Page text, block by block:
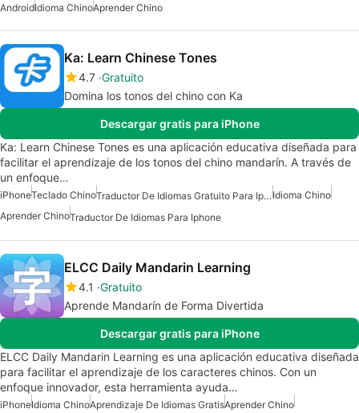
AndroidIdioma ChinoAprender Chino
Ka: Learn Chinese Tones
4.7 Gratuito
Domina los tonos del chino con Ka
Descargar gratis para iPhone
Ka: Learn Chinese Tones es una aplicación educativa diseñada para
facilitar el aprendizaje de los tonos del chino mandarín. A través de
un enfoque…
iPhoneTeclado Chino Traductor De Idiomas Gratuito Para IphoneIdioma Chino
Aprender ChinoTraductor De Idiomas Para Iphone
ELCC Daily Mandarin Learning
4.1 Gratuito
Aprende Mandarín de Forma Divertida
Descargar gratis para iPhone
ELCC Daily Mandarin Learning es una aplicación educativa diseñada
para facilitar el aprendizaje de los caracteres chinos. Con un
enfoque innovador, esta herramienta ayuda…
iPhoneIdioma ChinoAprendizaje De Idiomas GratisAprender Chino